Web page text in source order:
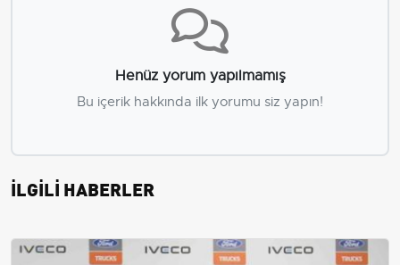
Henüz yorum yapılmamış
Bu içerik hakkında ilk yorumu siz yapın!
İLGİLİ HABERLER